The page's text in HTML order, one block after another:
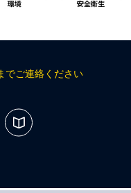
でご連絡ください